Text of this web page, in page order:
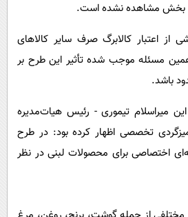
بخش مشاهده نشده است.
از اعتبار کالابرگ صرف سایر کالاهای
مسئله موجب شده تأثیر این طرح بر
باشد.
میراسلام تیموری - رئیس هیات‌مدیره
تخصصی اظهار کرده بود: در طرح
اختصاصی برای محصولات لبنی در نظر